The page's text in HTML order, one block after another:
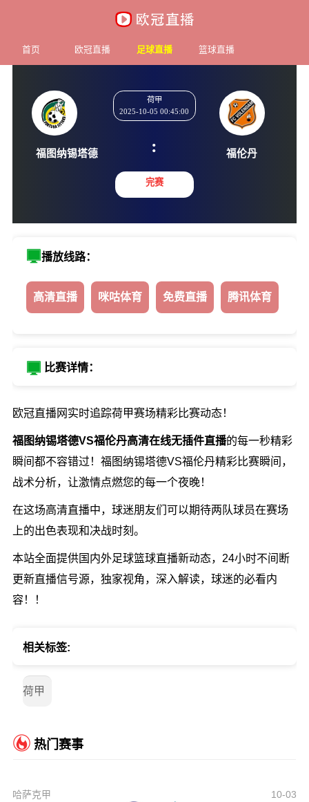
首页 欧冠直播 足球直播 篮球直播
福图纳锡塔德
荷甲
2025-10-05 00:45:00
:
完赛
播放线路：
高清直播 咪咕体育 免费直播 腾讯体育
比赛详情：
欧冠直播网实时追踪荷甲赛场精彩比赛动态！
福图纳锡塔德VS福伦丹高清在线无插件直播的每一秒精彩
瞬间都不容错过！福图纳锡塔德VS福伦丹精彩比赛瞬间，
战术分析，让激情点燃您的每一个夜晚！
在这场高清直播中，球迷朋友们可以期待两队球员在赛场
上的出色表现和决战时刻。
本站全面提供国内外足球篮球直播新动态，24小时不间断
更新直播信号源，独家视角，深入解读，球迷的必看内
容！！
相关标签:
荷甲
热门赛事
哈萨克甲
10-03